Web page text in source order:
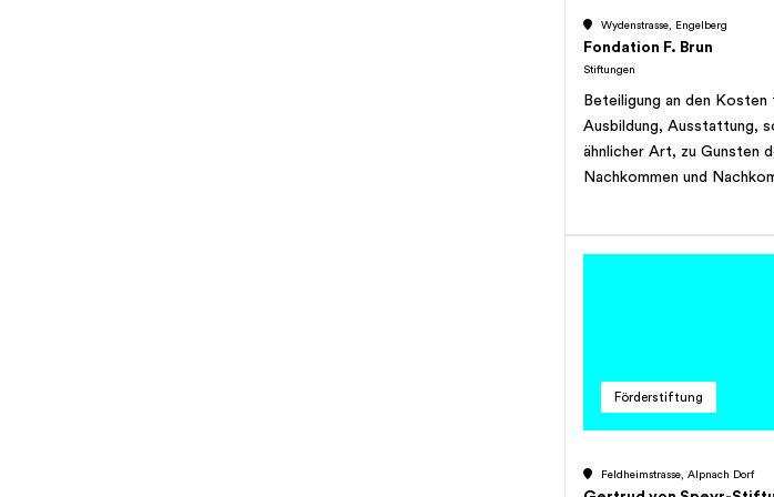
Form. Die Stiftung ist nicht
Wydenstrasse, Engelberg
Fondation F. Brun
Stiftungen
Beteiligung an den Kosten
Ausbildung, Ausstattung,
ähnlicher Art, zu Gunsten
Nachkommen und
Stiftungsgründers
Förderstiftung
Feldheimstrasse, Alpnach Dorf